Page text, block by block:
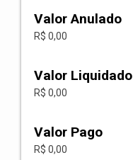
Valor Anulado
R$ 0,00
Valor Liquidado
R$ 0,00
Valor Pago
R$ 0,00